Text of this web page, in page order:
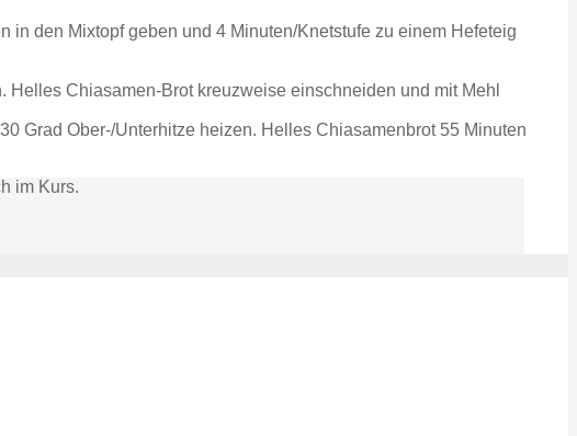
den Mixtopf geben und 4 Minuten/Knetstufe zu einem Hefeteig
Chiasamen-Brot kreuzweise einschneiden und mit Mehl
Grad Ober-/Unterhitze heizen. Helles Chiasamenbrot 55 Minuten
im Kurs.